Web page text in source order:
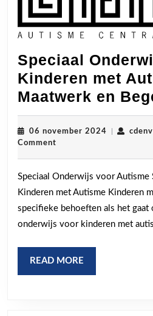
Speciaal
Kinderen met
Maatwerk en
06 november 2024 06
Comment
Speciaal Onderwijs voor
Kinderen met Autisme Kinderen
specifieke behoeften als het gaat
onderwijs voor kinderen met
READ MORE
MORE